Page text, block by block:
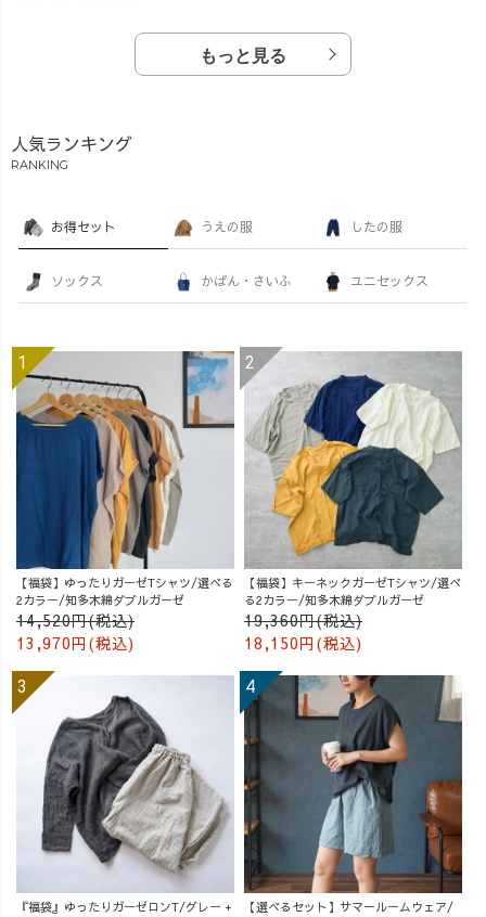
もっと見る
人気ランキング
RANKING
お得セット うえの服 したの服
ソックス かばん・さいふ ユニセックス
【福袋】ゆったりガーゼTシャツ/選べる
2カラー/知多木綿ダブルガーゼ
14,520円(税込)
13,970円(税込)
【福袋】キーネックガーゼTシャツ/選べ
る2カラー/知多木綿ダブルガーゼ
19,360円(税込)
18,150円(税込)
『福袋』ゆったりガーゼロンT/グレー +
【選べるセット】サマールームウェア/